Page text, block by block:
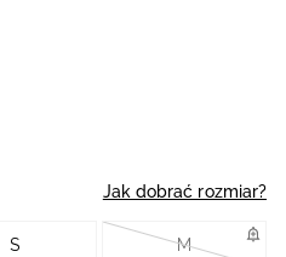
Jak dobrać rozmiar?
S M